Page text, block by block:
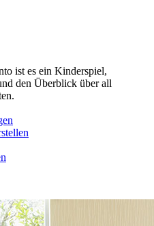
ist es ein Kinderspiel,
den Überblick über all